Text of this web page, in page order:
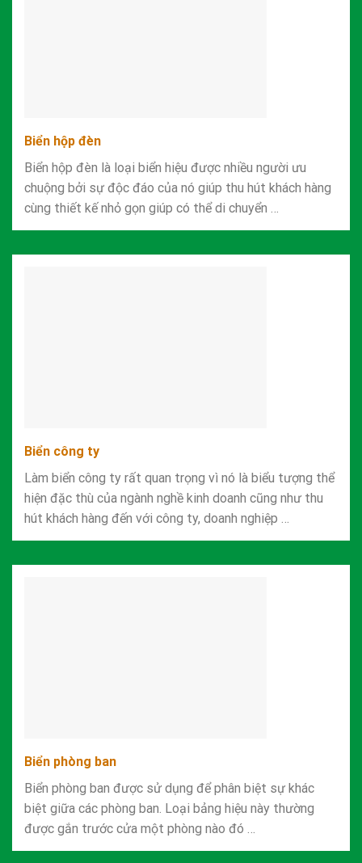
Biển hộp đèn
Biển hộp đèn là loại biển hiệu được nhiều người ưu
chuộng bởi sự độc đáo của nó giúp thu hút khách hàng
cùng thiết kế nhỏ gọn giúp có thể di chuyển …
Biển công ty
Làm biển công ty rất quan trọng vì nó là biểu tượng thể
hiện đặc thù của ngành nghề kinh doanh cũng như thu
hút khách hàng đến với công ty, doanh nghiệp …
Biển phòng ban
Biển phòng ban được sử dụng để phân biệt sự khác
biệt giữa các phòng ban. Loại bảng hiệu này thường
được gắn trước cửa một phòng nào đó …